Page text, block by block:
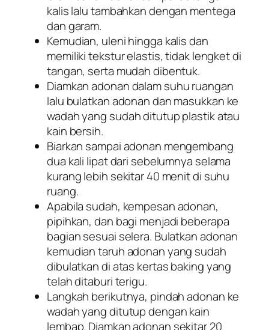
kalis lalu tambahkan dengan mentega
dan garam.
Kemudian, uleni hingga kalis dan
memiliki tekstur elastis, tidak lengket di
tangan, serta mudah dibentuk.
Diamkan adonan dalam suhu ruangan
lalu bulatkan adonan dan masukkan ke
wadah yang sudah ditutup plastik atau
kain bersih.
Biarkan sampai adonan mengembang
dua kali lipat dari sebelumnya selama
kurang lebih sekitar 40 menit di suhu
ruang.
Apabila sudah, kempesan adonan,
pipihkan, dan bagi menjadi beberapa
bagian sesuai selera. Bulatkan adonan
kemudian taruh adonan yang sudah
dibulatkan di atas kertas baking yang
telah ditaburi terigu.
Langkah berikutnya, pindah adonan ke
wadah yang ditutup dengan kain
lembap. Diamkan adonan sekitar 20